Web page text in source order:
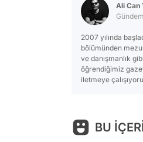
Ali Can
2007 yılında
bölümünden
ve danışmanlık
öğrendiğimiz
iletmeye
BU